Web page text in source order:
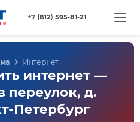
+7 (812) 595-81-21
Интернет
интернет —
переулок, д.
Петербург